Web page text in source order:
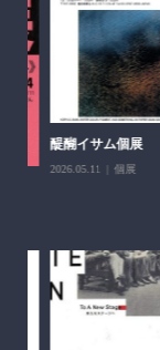
醍醐イサム個展
2026.05.11 個展